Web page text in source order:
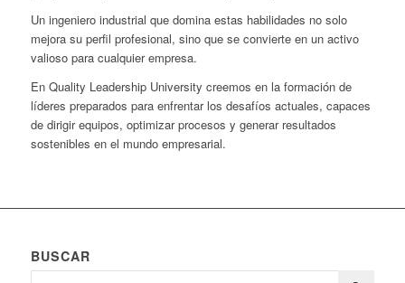
Un ingeniero industrial que domina estas habilidades no solo
mejora su perfil profesional, sino que se convierte en un activo
valioso para cualquier empresa.
En Quality Leadership University creemos en la formación de
líderes preparados para enfrentar los desafíos actuales, capaces
de dirigir equipos, optimizar procesos y generar resultados
sostenibles en el mundo empresarial.
BUSCAR